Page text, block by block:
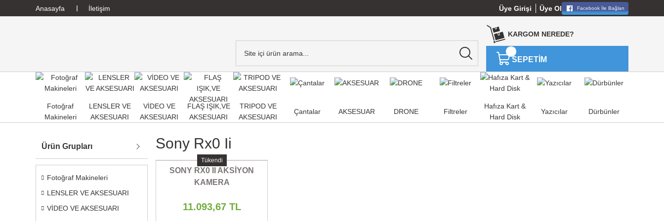
Anasayfa İletişim Üye Girişi Üye Ol Facebook İle Bağlan
KARGOM NEREDE?
SEPETİM
Fotoğraf
Makineleri
LENSLER VE
AKSESUARI
VİDEO VE
AKSESUARI
FLAŞ IŞIK,VE
AKSESUARI
TRIPOD VE
AKSESUARI
Çantalar AKSESUAR DRONE Filtreler
Hafıza Kart &
Hard Disk
Yazıcılar Dürbünler
Ürün Grupları
Fotoğraf Makineleri
LENSLER VE AKSESUARI
VİDEO VE AKSESUARI
Sony Rx0 Ii
Tükendi
SONY RX0 II AKSİYON
KAMERA
11.093,67 TL